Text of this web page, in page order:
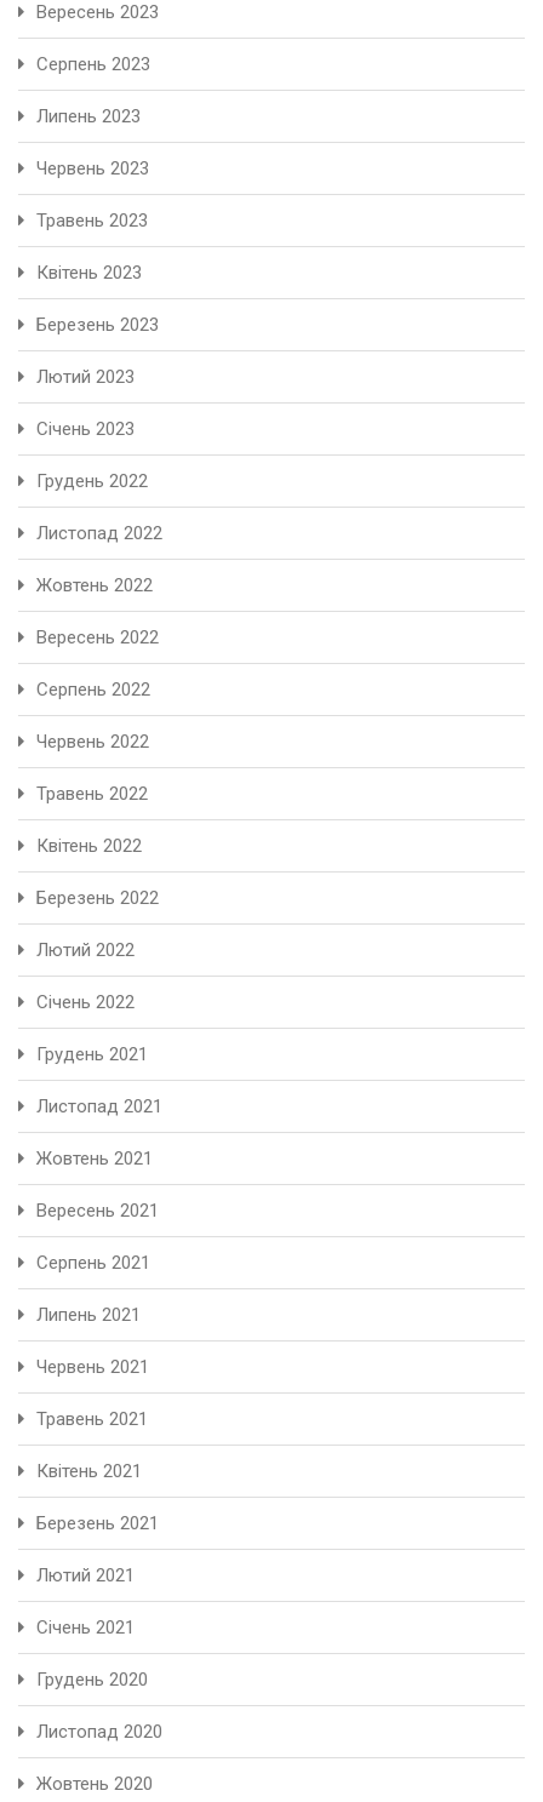
Вересень 2023
Серпень 2023
Липень 2023
Червень 2023
Травень 2023
Квітень 2023
Березень 2023
Лютий 2023
Січень 2023
Грудень 2022
Листопад 2022
Жовтень 2022
Вересень 2022
Серпень 2022
Червень 2022
Травень 2022
Квітень 2022
Березень 2022
Лютий 2022
Січень 2022
Грудень 2021
Листопад 2021
Жовтень 2021
Вересень 2021
Серпень 2021
Липень 2021
Червень 2021
Травень 2021
Квітень 2021
Березень 2021
Лютий 2021
Січень 2021
Грудень 2020
Листопад 2020
Жовтень 2020